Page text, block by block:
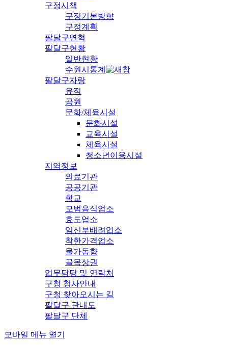
구정시책
구정기본방향
구정계획
팔달구연혁
팔달구현황
일반현황
수원시통계
팔달구자랑
유적
공원
문화/체육시설
문화시설
교육시설
체육시설
청소년이용시설
지역정보
의료기관
공공기관
학교
모범음식업소
효도업소
임신부배려업소
착한가격업소
물가동향
골목상권
업무담당 및 연락처
구청 청사안내
구청 찾아오시는 길
팔달구 관내도
팔달구 단체
모바일 메뉴 열기